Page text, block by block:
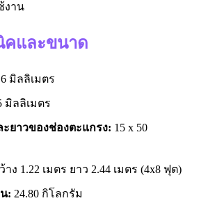
งาน
คและขนาด
มิลลิเมตร
มิลลิเมตร
ยาวของช่องตะแกรง: 15 x 50
าง 1.22 เมตร ยาว 2.44 เมตร (4x8 ฟุต)
: 24.80 กิโลกรัม